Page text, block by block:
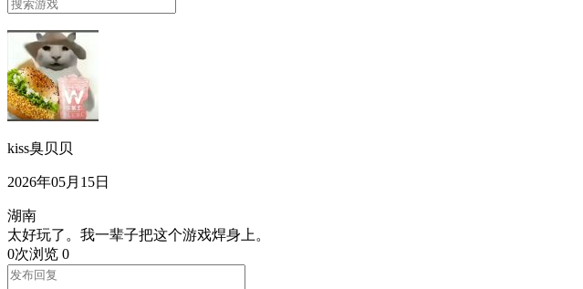
kiss臭贝贝
2026年05月15日
湖南
太好玩了。我一辈子把这个游戏焊身上。
0次浏览 0